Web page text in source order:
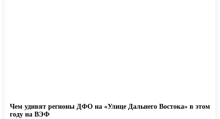
Чем удивят регионы ДФО на «Улице Дальнего Востока» в этом
году на ВЭФ